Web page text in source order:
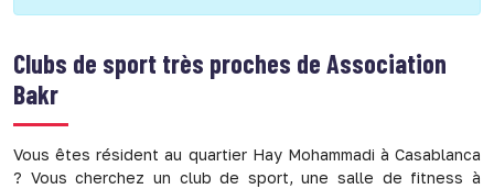
Clubs de sport très proches de Association
Bakr
Vous êtes résident au quartier Hay Mohammadi à Casablanca
? Vous cherchez un club de sport, une salle de fitness à